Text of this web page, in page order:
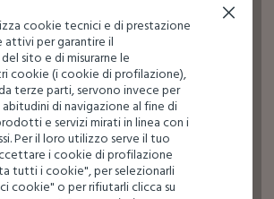
IANA
IANA
cookie tecnici e di prestazione
attivi per garantire il
sito e di misurarne le
cookie (i cookie di profilazione),
terze parti, servono invece per
di navigazione al fine di
e servizi mirati in linea con i
Per il loro utilizzo serve il tuo
i cookie di profilazione
tutti i cookie", per selezionarli
cookie" o per rifiutarli clicca su
Continua senza accettare